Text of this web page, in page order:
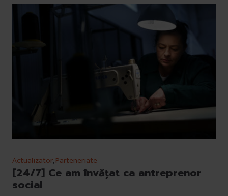
Actualizator,Parteneriate
[24/7] Ce am învățat ca antreprenor
social